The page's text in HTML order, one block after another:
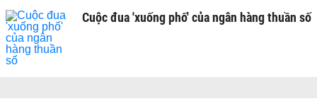
Cuộc đua 'xuống phố' của ngân hàng thuần số